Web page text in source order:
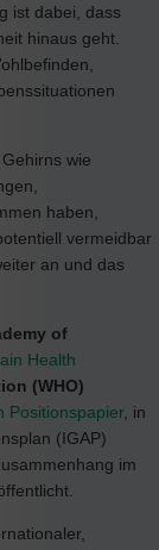
ist dabei, dass
hinaus geht.
wie
haben,
vermeidbar
an und das
of
Health
(WHO)
Positionspapier, in
(IGAP)
im